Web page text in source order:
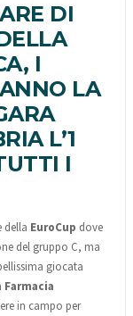
DI
I
LA
L’1
I
della EuroCup dove
del gruppo C, ma
giocata
Farmacia
in campo per